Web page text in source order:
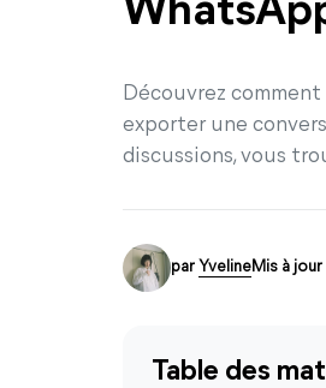
Découvrez
exporter une
discussions, vous
par YvelineMis à
Table des